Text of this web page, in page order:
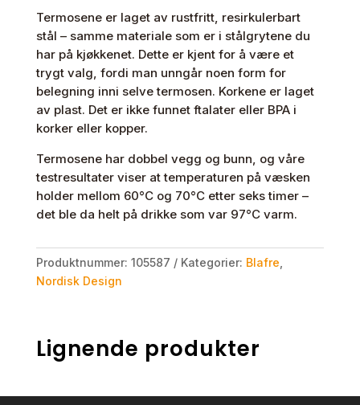
Termosene er laget av rustfritt, resirkulerbart
stål – samme materiale som er i stålgrytene du
har på kjøkkenet. Dette er kjent for å være et
trygt valg, fordi man unngår noen form for
belegning inni selve termosen. Korkene er laget
av plast. Det er ikke funnet ftalater eller BPA i
korker eller kopper.
Termosene har dobbel vegg og bunn, og våre
testresultater viser at temperaturen på væsken
holder mellom 60°C og 70°C etter seks timer –
det ble da helt på drikke som var 97°C varm.
Produktnummer: 105587 Kategorier: Blafre
Nordisk Design
Lignende produkter